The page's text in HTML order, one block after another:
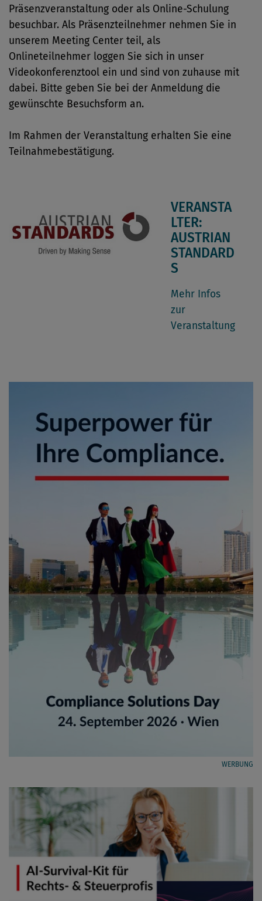
Präsenzveranstaltung oder als Online-Schulung
besuchbar. Als Präsenzteilnehmer nehmen Sie in
unserem Meeting Center teil, als
Onlineteilnehmer loggen Sie sich in unser
Videokonferenztool ein und sind von zuhause mit
dabei. Bitte geben Sie bei der Anmeldung die
gewünschte Besuchsform an.
Im Rahmen der Veranstaltung erhalten Sie eine
Teilnahmebestätigung.
VERANSTA
LTER:
AUSTRIAN
STANDARD
S
Mehr Infos
zur
Veranstaltung
WERBUNG